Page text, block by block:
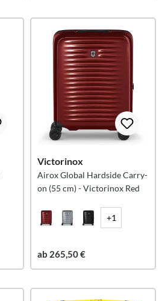
Victorinox
Airox Global Hardside Carry-
on (55 cm) - Victorinox Red
+1
ab 265,50 €